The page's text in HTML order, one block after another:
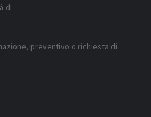
di
preventivo o richiesta di